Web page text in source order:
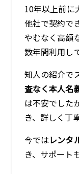
10年以上前に
他社で契約で
やむなく高額
数年間利用し
知人の紹介で
査なく本人名
は不安でした
き、詳しく丁
今ではレンタ
き、サポート